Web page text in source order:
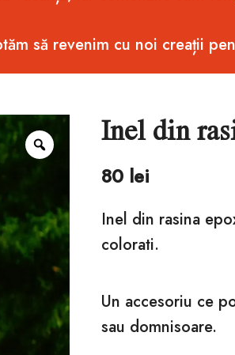
să revenim cu noi creații
Zoom Inel din
80 lei
Inel din rasina
colorati.
Un accesoriu ce
sau domnisoare.